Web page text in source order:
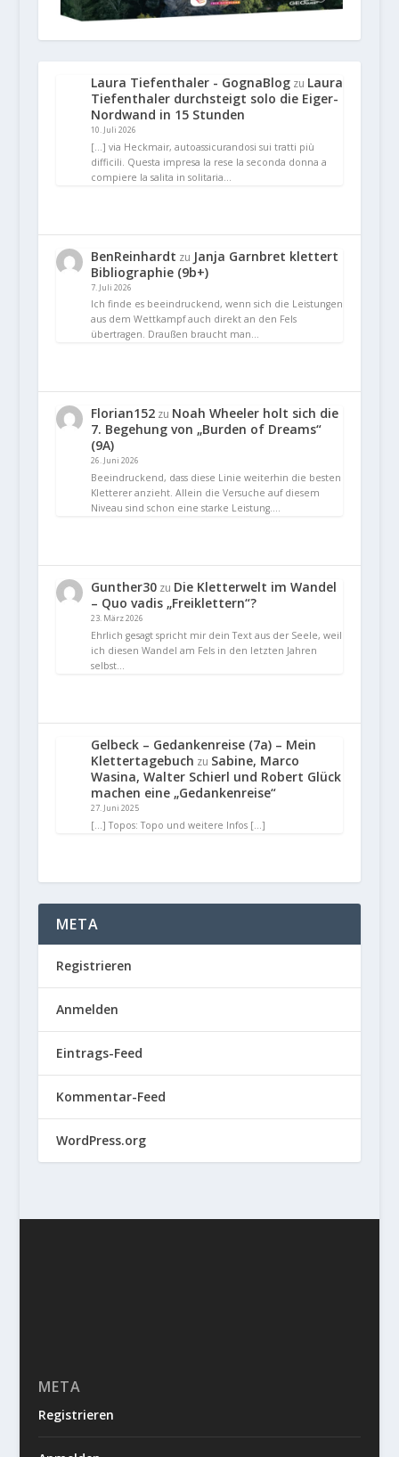
Laura Tiefenthaler - GognaBlogzu Laura
Tiefenthaler durchsteigt solo die Eiger-
Nordwand in 15 Stunden
10. Juli 2026
[…] via Heckmair, autoassicurandosi sui tratti più
difficili. Questa impresa la rese la seconda donna a
compiere la salita in solitaria…
BenReinhardt zu Janja Garnbret klettert
Bibliographie (9b+)
7. Juli 2026
Ich finde es beeindruckend, wenn sich die Leistungen
aus dem Wettkampf auch direkt an den Fels
übertragen. Draußen braucht man…
Florian152zu Noah Wheeler holt sich die
7. Begehung von „Burden of Dreams“
(9A)
26. Juni 2026
Beeindruckend, dass diese Linie weiterhin die besten
Kletterer anzieht. Allein die Versuche auf diesem
Niveau sind schon eine starke Leistung.…
Gunther30zu Die Kletterwelt im Wandel
– Quo vadis „Freiklettern“?
23. März 2026
Ehrlich gesagt spricht mir dein Text aus der Seele, weil
ich diesen Wandel am Fels in den letzten Jahren
selbst…
Gelbeck – Gedankenreise (7a) – Mein
Klettertagebuch zu Sabine, Marco
Wasina, Walter Schierl und Robert Glück
machen eine „Gedankenreise“
27. Juni 2025
[…] Topos: Topo und weitere Infos […]
META
Registrieren
Anmelden
Eintrags-Feed
Kommentar-Feed
WordPress.org
META
Registrieren